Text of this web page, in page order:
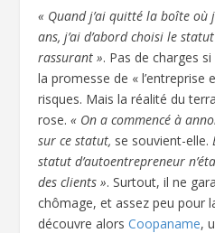
« Quand j’ai quitté la boîte où
ans, j’ai d’abord choisi le
rassurant ». Pas de charges
la promesse de « l’entreprise
risques. Mais la réalité du
rose.« On a commencé à
sur ce statut, se souvient-elle.
statut d’autoentrepreneur
des clients ». Surtout, il ne
chômage, et assez peu pour
découvre alorsCoopaname,